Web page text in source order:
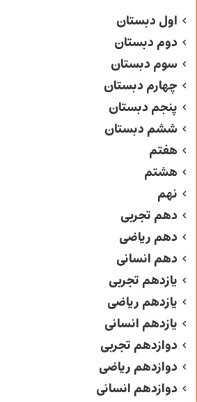
اول دبستان
دوم دبستان
سوم دبستان
چهارم دبستان
پنجم دبستان
ششم دبستان
هفتم
هشتم
نهم
دهم تجربی
دهم ریاضی
دهم انسانی
یازدهم تجربی
یازدهم ریاضی
یازدهم انسانی
دوازدهم تجربی
دوازدهم ریاضی
دوازدهم انسانی